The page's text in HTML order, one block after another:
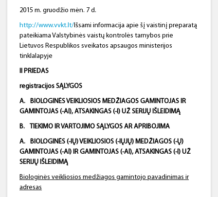
2015 m. gruodžio mėn. 7 d.
http://www.vvkt.lt/ Išsami informacija apie šį vaistinį preparatą
pateikiama Valstybinės vaistų kontrolės tarnybos prie
Lietuvos Respublikos sveikatos apsaugos ministerijos
tinklalapyje
II PRIEDAS
registracijos SĄLYGOS
A.
BIOLOGINĖS VEIKLIOSIOS MEDŽIAGOS GAMINTOJAS IR
GAMINTOJAS (-AI), ATSAKINGAS (-I) UŽ SERIJŲ IŠLEIDIMĄ
B. TIEKIMO IR VARTOJIMO SĄLYGOS AR APRIBOJIMA
A. BIOLOGINĖS (-IŲ)VEIKLIOSIOS (-IŲJŲ) MEDŽIAGOS (-Ų)
GAMINTOJAS (-AI) IR GAMINTOJAS (-AI), ATSAKINGAS (-I) UŽ
SERIJŲ IŠLEIDIMĄ
Biologinės veikliosios medžiagos gamintojo pavadinimas ir
adresas